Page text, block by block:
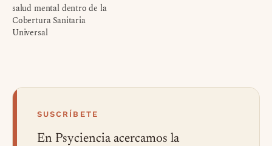
salud mental dentro de la
Cobertura Sanitaria
Universal
SUSCRÍBETE
En Psyciencia acercamos la